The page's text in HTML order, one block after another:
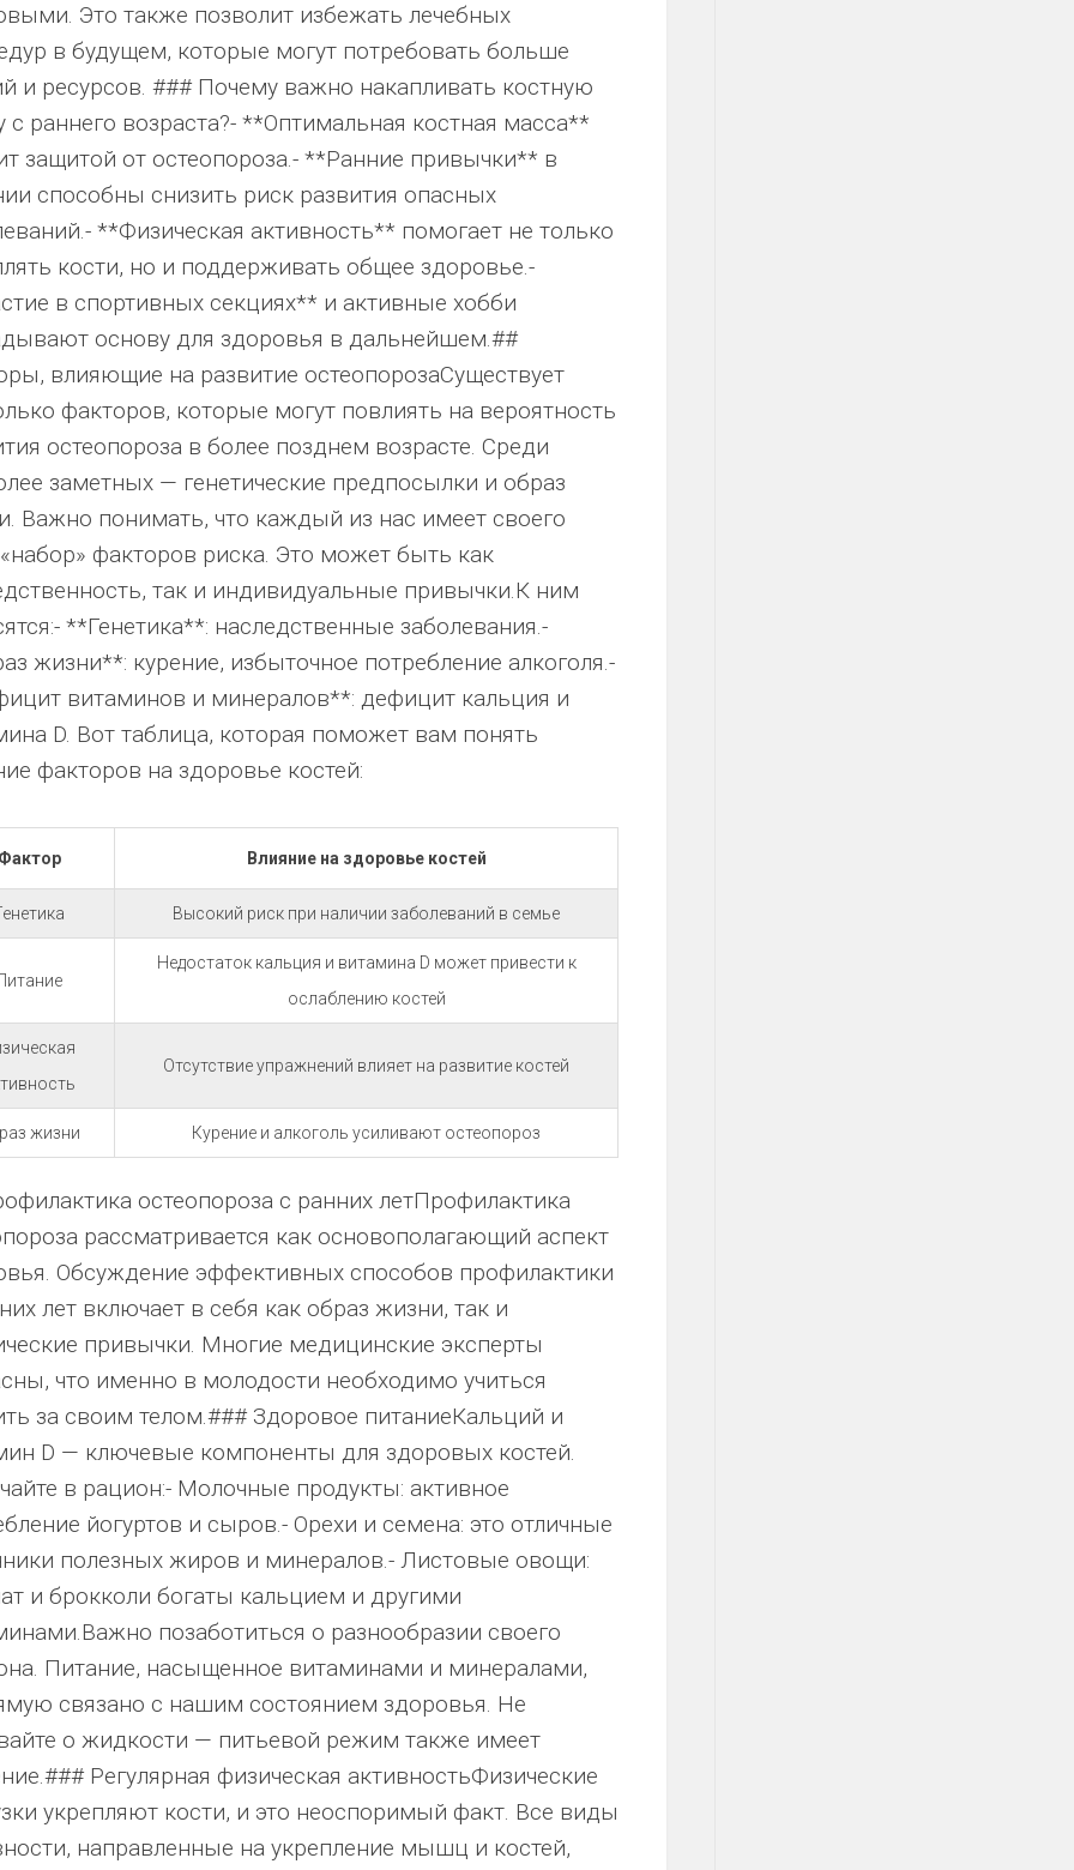
Это также позволит избежать лечебных
в будущем, которые могут потребовать больше
и ресурсов. ### Почему важно накапливать костную
с раннего возраста?- **Оптимальная костная масса**
защитой от остеопороза.- **Ранние привычки** в
способны снизить риск развития опасных
**Физическая активность** помогает не только
кости, но и поддерживать общее здоровье.-
в спортивных секциях** и активные хобби
основу для здоровья в дальнейшем.##
влияющие на развитие остеопорозаСуществует
факторов, которые могут повлиять на вероятность
остеопороза в более позднем возрасте. Среди
заметных — генетические предпосылки и образ
Важно понимать, что каждый из нас имеет своего
факторов риска. Это может быть как
так и индивидуальные привычки.К ним
**Генетика**: наследственные заболевания.-
жизни**: курение, избыточное потребление алкоголя.-
витаминов и минералов**: дефицит кальция и
D. Вот таблица, которая поможет вам понять
факторов на здоровье костей:
Фактор Влияние на здоровье костей
Высокий риск при наличии заболеваний в семье
Питание
Недостаток кальция и витамина D может привести к
ослаблению костей
Отсутствие упражнений влияет на развитие костей
жизни Курение и алкоголь усиливают остеопороз
остеопороза с ранних летПрофилактика
рассматривается как основополагающий аспект
Обсуждение эффективных способов профилактики
лет включает в себя как образ жизни, так и
привычки. Многие медицинские эксперты
что именно в молодости необходимо учиться
за своим телом.### Здоровое питаниеКальций и
D — ключевые компоненты для здоровых костей.
в рацион:- Молочные продукты: активное
йогуртов и сыров.- Орехи и семена: это отличные
полезных жиров и минералов.- Листовые овощи:
и брокколи богаты кальцием и другими
позаботиться о разнообразии своего
Питание, насыщенное витаминами и минералами,
связано с нашим состоянием здоровья. Не
о жидкости — питьевой режим также имеет
Регулярная физическая активностьФизические
укрепляют кости, и это неоспоримый факт. Все виды
направленные на укрепление мышц и костей,